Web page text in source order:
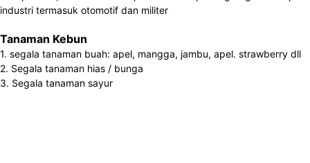
industri termasuk otomotif dan militer
Tanaman Kebun
1. segala tanaman buah: apel, mangga, jambu, apel. strawberry dll
2. Segala tanaman hias / bunga
3. Segala tanaman sayur